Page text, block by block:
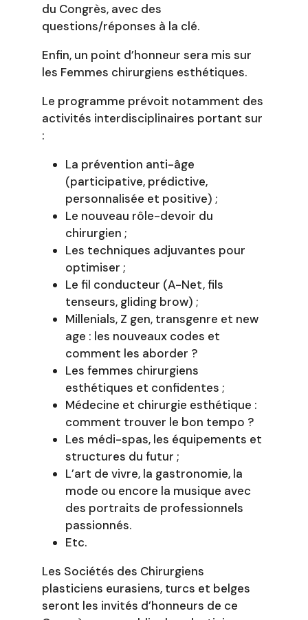
du Congrès, avec des
questions/réponses à la clé.
Enfin, un point d’honneur sera mis sur
les Femmes chirurgiens esthétiques.
Le programme prévoit notamment des
activités interdisciplinaires portant sur
:
La prévention anti-âge
(participative, prédictive,
personnalisée et positive) ;
Le nouveau rôle-devoir du
chirurgien ;
Les techniques adjuvantes pour
optimiser ;
Le fil conducteur (A-Net, fils
tenseurs, gliding brow) ;
Millenials, Z gen, transgenre et new
age : les nouveaux codes et
comment les aborder ?
Les femmes chirurgiens
esthétiques et confidentes ;
Médecine et chirurgie esthétique :
comment trouver le bon tempo ?
Les médi-spas, les équipements et
structures du futur ;
L’art de vivre, la gastronomie, la
mode ou encore la musique avec
des portraits de professionnels
passionnés.
Etc.
Les Sociétés des Chirurgiens
plasticiens eurasiens, turcs et belges
seront les invités d’honneurs de ce